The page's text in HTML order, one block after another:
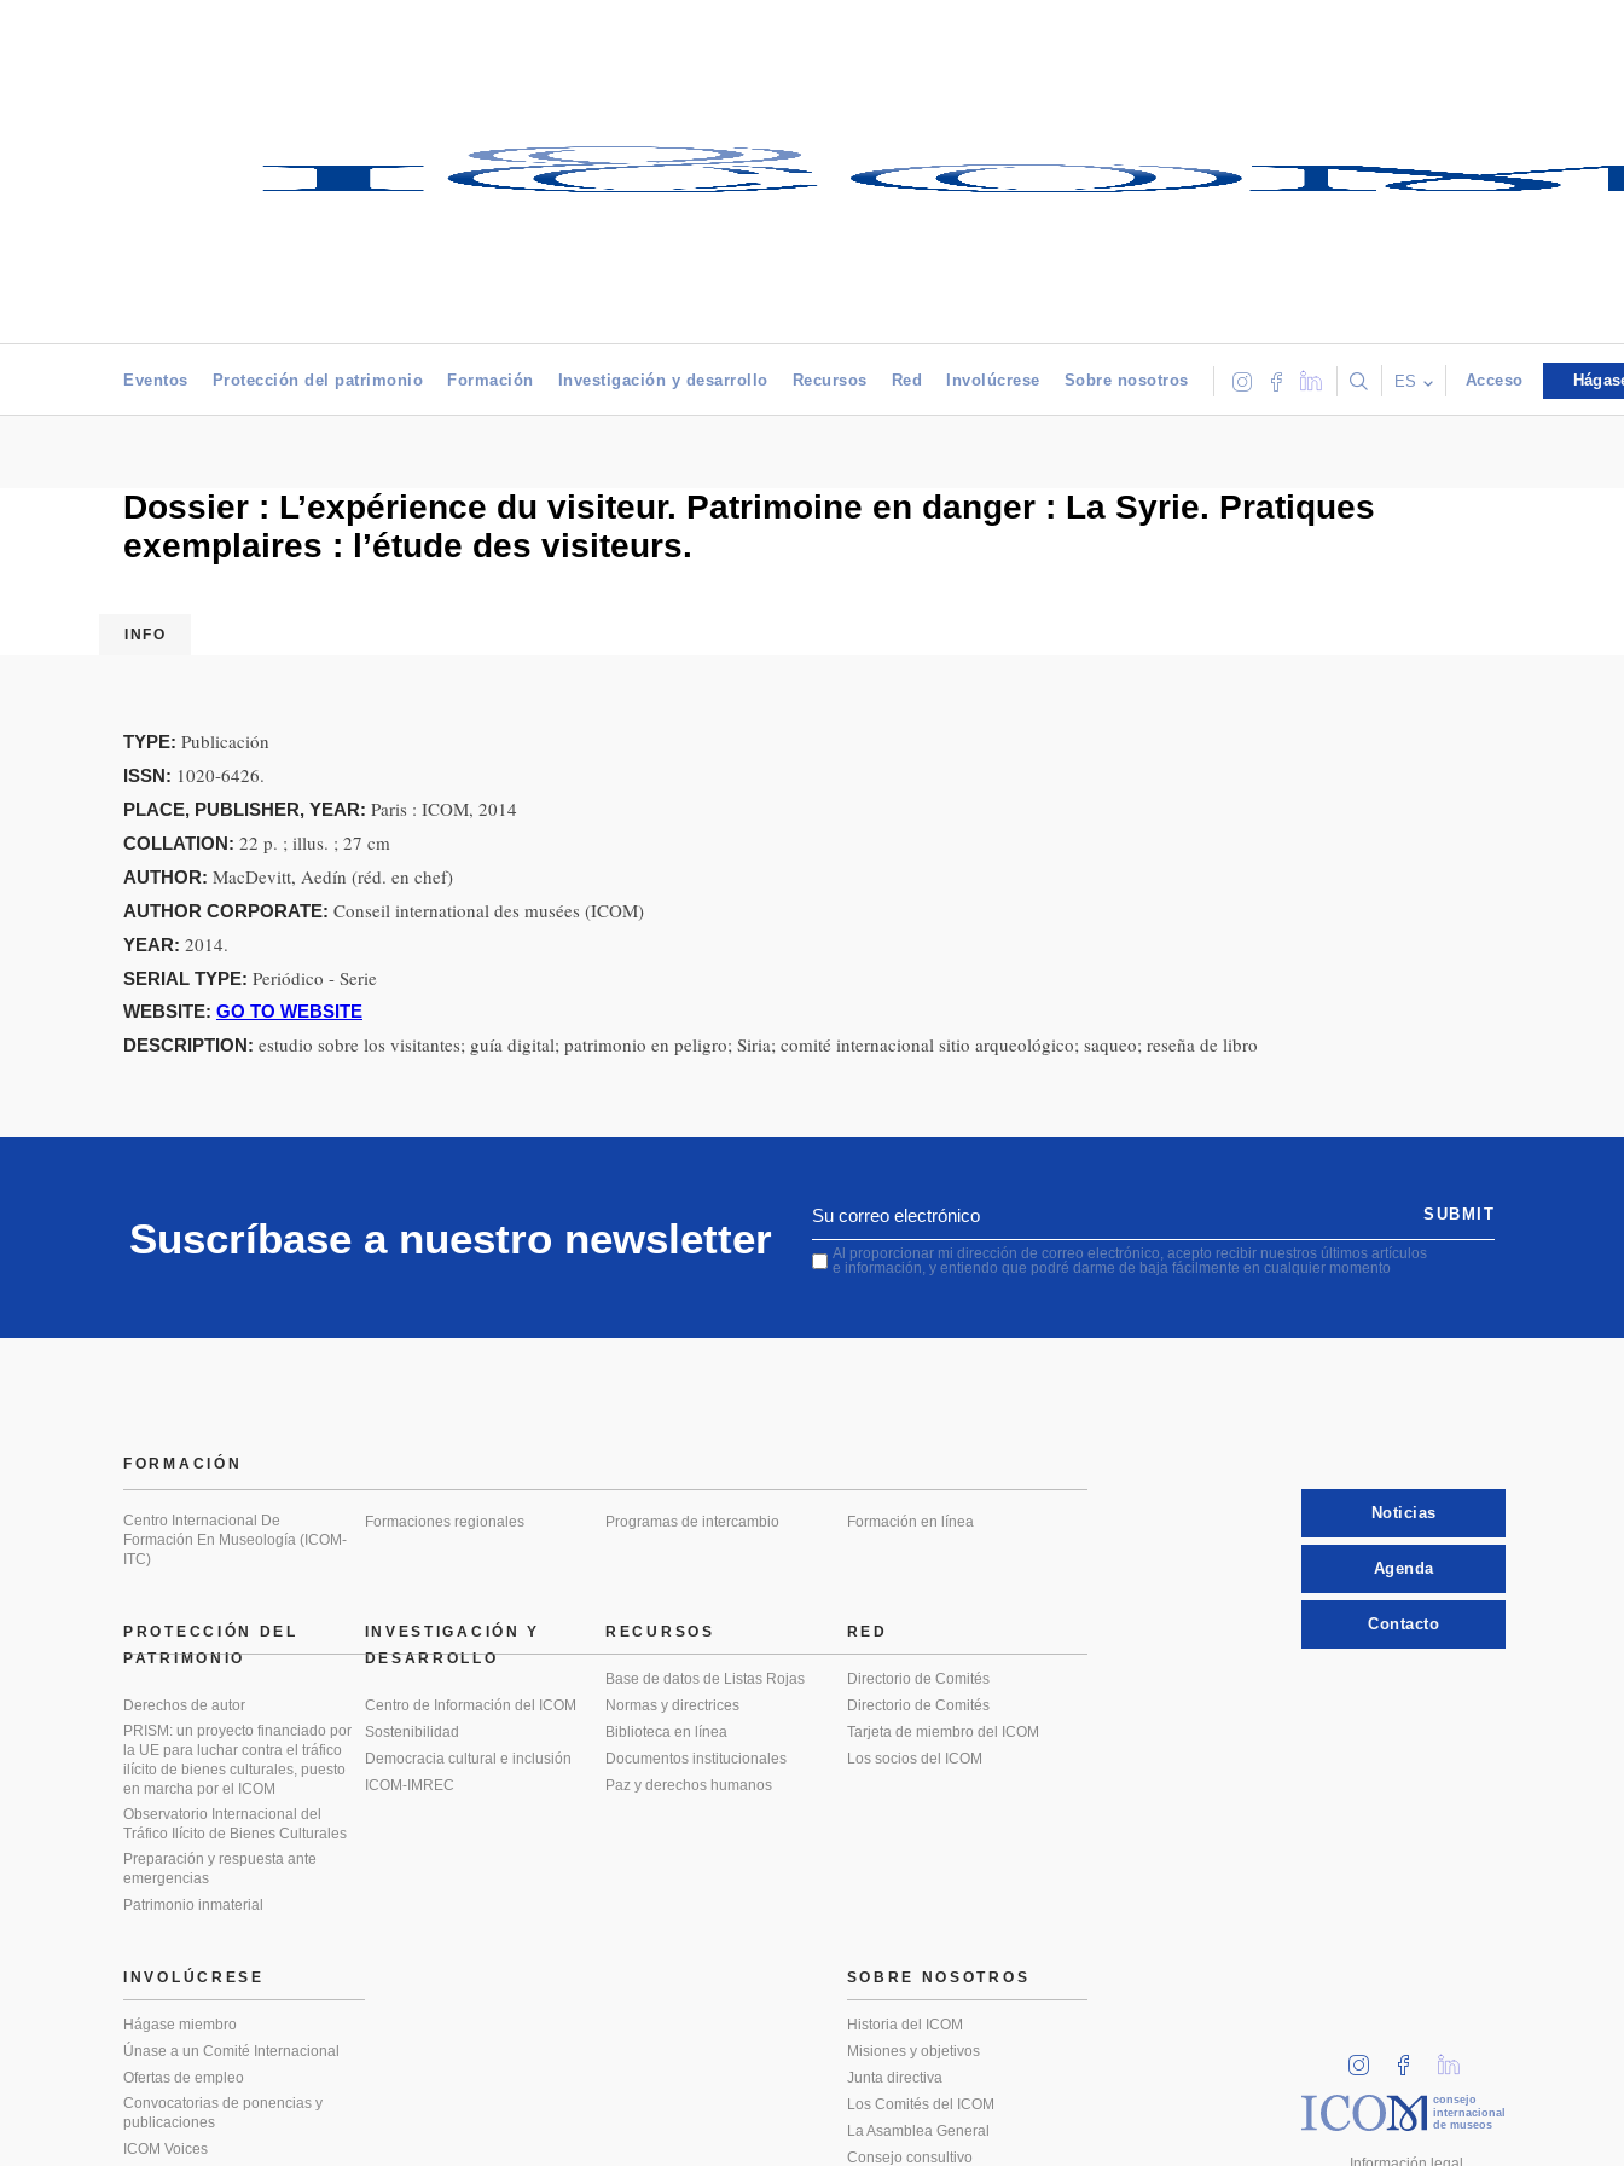
Eventos Protección del patrimonio Formación Investigación y desarrollo Recursos Red Involúcrese Sobre nosotros ES Acceso
Dossier : L’expérience du visiteur. Patrimoine en danger : La Syrie. Pratiques
exemplaires : l’étude des visiteurs.
INFO
TYPE: Publicación
ISSN: 1020-6426.
PLACE, PUBLISHER, YEAR: Paris : ICOM, 2014
COLLATION: 22 p. ; illus. ; 27 cm
AUTHOR: MacDevitt, Aedín (réd. en chef)
AUTHOR CORPORATE: Conseil international des musées (ICOM)
YEAR: 2014.
SERIAL TYPE: Periódico - Serie
WEBSITE: GO TO WEBSITE
DESCRIPTION: estudio sobre los visitantes; guía digital; patrimonio en peligro; Siria; comité internacional sitio arqueológico; saqueo; reseña de libro
Suscríbase a nuestro newsletter
Al proporcionar mi dirección de correo electrónico, acepto recibir nuestros últimos artículos
e información, y entiendo que podré darme de baja fácilmente en cualquier momento
SUBMIT
PROTECCIÓN DEL
PATRIMONIO
Derechos de autor
PRISM: un proyecto financiado por
la UE para luchar contra el tráfico
ilícito de bienes culturales, puesto
en marcha por el ICOM
Observatorio Internacional del
Tráfico Ilícito de Bienes Culturales
Preparación y respuesta ante
emergencias
Patrimonio inmaterial
FORMACIÓN
Centro Internacional De
Formación En Museología (ICOM-
ITC)
Formaciones regionales Programas de intercambio Formación en línea
INVESTIGACIÓN Y
DESARROLLO
Centro de Información del ICOM
Sostenibilidad
Democracia cultural e inclusión
ICOM-IMREC
RECURSOS
Base de datos de Listas Rojas
Normas y directrices
Biblioteca en línea
Documentos institucionales
Paz y derechos humanos
RED
Directorio de Comités
Directorio de Comités
Tarjeta de miembro del ICOM
Los socios del ICOM
INVOLÚCRESE
Hágase miembro
Únase a un Comité Internacional
Ofertas de empleo
Convocatorias de ponencias y
publicaciones
ICOM Voices
SOBRE NOSOTROS
Historia del ICOM
Misiones y objetivos
Junta directiva
Los Comités del ICOM
La Asamblea General
Consejo consultivo
Noticias
Agenda
Contacto
consejo
internacional
de museos